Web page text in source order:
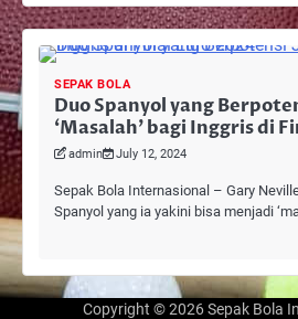
SEPAK BOLA
Duo Spanyol yang
‘Masalah’ bagi Inggris di
admin July 12, 2024
Sepak Bola Internasional – Gary
Spanyol yang ia yakini bisa menjadi
Copyright © 2026Sepak Bola